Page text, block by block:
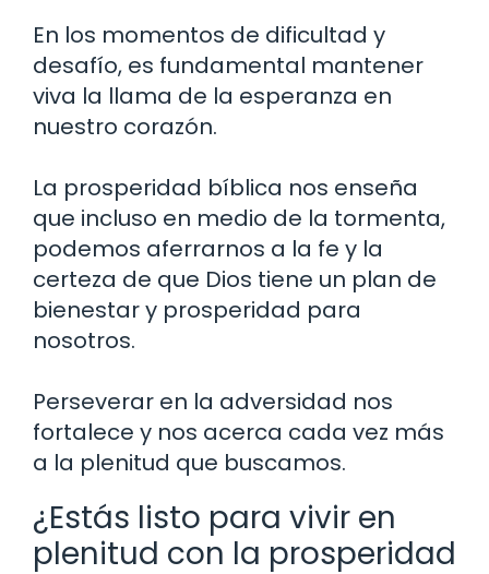
En los momentos de dificultad y
desafío, es fundamental mantener
viva la llama de la esperanza en
nuestro corazón.
La prosperidad bíblica nos enseña
que incluso en medio de la tormenta,
podemos aferrarnos a la fe y la
certeza de que Dios tiene un plan de
bienestar y prosperidad para
nosotros.
Perseverar en la adversidad nos
fortalece y nos acerca cada vez más
a la plenitud que buscamos.
¿Estás listo para vivir en
plenitud con la prosperidad